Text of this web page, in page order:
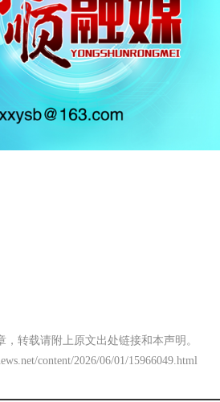
，转载请附上原文出处链接和本声明。
content/2026/06/01/15966049.html